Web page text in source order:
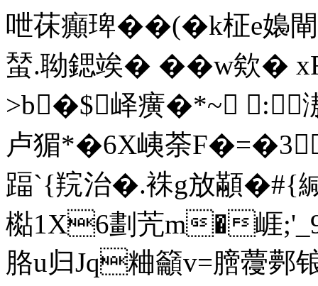
呭茠癲琕��(�k柾e
蝅.聈鍶竢� �� w欸�
>b�$峄癀�*~ :
卢猸*�6X峓荼
踾`{羦治�.袾g放顢
檆1X6劃苀m�崕;'
胳u归Jq粬籲v=膪蘉鄸